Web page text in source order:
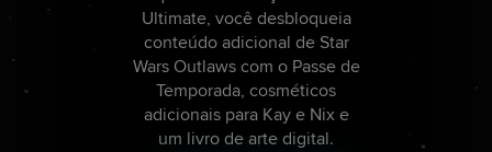
Ultimate, você desbloqueia
conteúdo adicional de Star
Wars Outlaws com o Passe de
Temporada, cosméticos
adicionais para Kay e Nix e
um livro de arte digital.